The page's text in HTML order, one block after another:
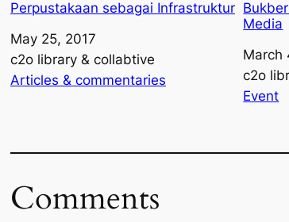
Perpustakaan sebagai Infrastruktur
Date
May 25, 2017
Author
c2o library & collabtive
In relation to
Articles & commentaries
Media
Date
March
Author
c2o
In
Event
Comments